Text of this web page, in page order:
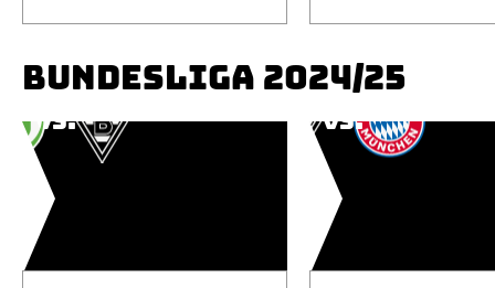
BUNDESLIGA 2024/25